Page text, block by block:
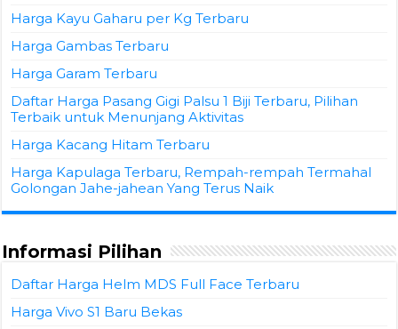
Harga Kayu Gaharu per Kg Terbaru
Harga Gambas Terbaru
Harga Garam Terbaru
Daftar Harga Pasang Gigi Palsu 1 Biji Terbaru, Pilihan
Terbaik untuk Menunjang Aktivitas
Harga Kacang Hitam Terbaru
Harga Kapulaga Terbaru, Rempah-rempah Termahal
Golongan Jahe-jahean Yang Terus Naik
Informasi Pilihan
Daftar Harga Helm MDS Full Face Terbaru
Harga Vivo S1 Baru Bekas